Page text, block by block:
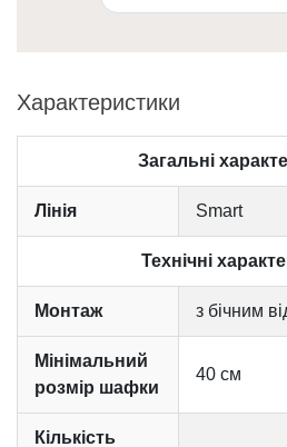
Характеристики
Загальні
Лінія Smart
Технічні
Монтаж з бічним
Мінімальний
розмір шафки
40 см
Кількість